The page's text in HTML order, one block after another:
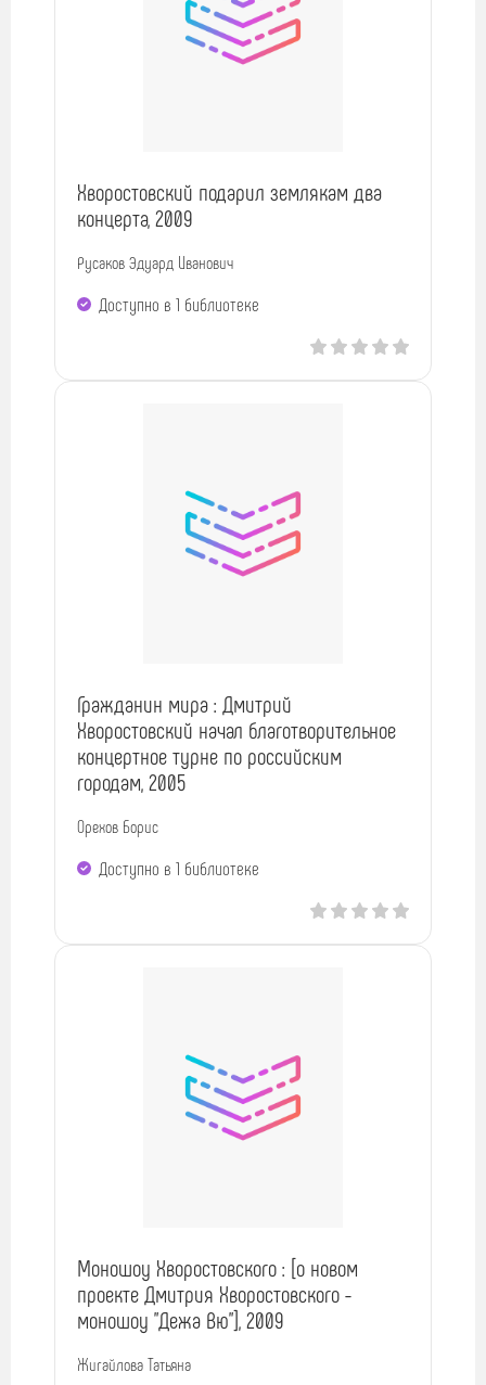
Хворостовский подарил землякам два
концерта, 2009
Русаков Эдуард Иванович
Доступно в 1 библиотекe
Гражданин мира : Дмитрий
Хворостовский начал благотворительное
концертное турне по российским
городам, 2005
Орехов Борис
Доступно в 1 библиотекe
Моношоу Хворостовского : [о новом
проекте Дмитрия Хворостовского -
моношоу "Дежа Вю"], 2009
Жигайлова Татьяна